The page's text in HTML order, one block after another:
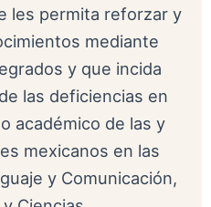
les permita reforzar y
mediante
y que incida
las deficiencias en
académico de las y
mexicanos en las
y Comunicación,